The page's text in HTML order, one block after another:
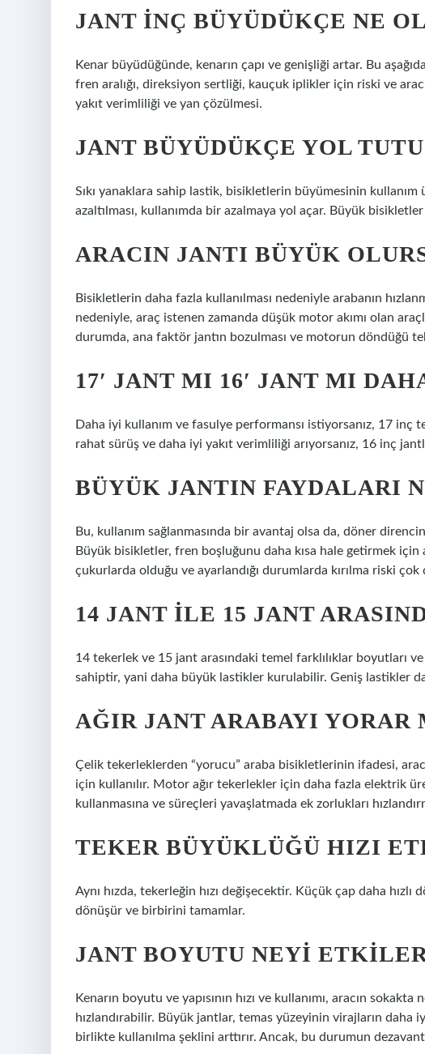
JANT INÇ BÜYÜDÜKÇE NE
Kenar büyüdüğünde, kenarın çapı ve genişliği artar. Bu
fren aralığı, direksiyon sertliği, kauçuk iplikler için riski ve
yakıt verimliliği ve yan çözülmesi.
JANT BÜYÜDÜKÇE YOL
Sıkı yanaklara sahip lastik, bisikletlerin büyümesinin
azaltılması, kullanımda bir azalmaya yol açar. Büyük bisikletler
ARACIN JANTI BÜYÜK
Bisikletlerin daha fazla kullanılması nedeniyle arabanın
nedeniyle, araç istenen zamanda düşük motor akımı olan
durumda, ana faktör jantın bozulması ve motorun döndüğü
17′ JANT MI 16′ JANT MI
Daha iyi kullanım ve fasulye performansı istiyorsanız, 17
rahat sürüş ve daha iyi yakıt verimliliği arıyorsanız, 16 inç
BÜYÜK JANTIN FAYDALARI
Bu, kullanım sağlanmasında bir avantaj olsa da, döner
Büyük bisikletler, fren boşluğunu daha kısa hale getirmek
çukurlarda olduğu ve ayarlandığı durumlarda kırılma riski çok
14 JANT ILE 15 JANT
14 tekerlek ve 15 jant arasındaki temel farklılıklar boyutları
sahiptir, yani daha büyük lastikler kurulabilir. Geniş lastikler
AĞIR JANT ARABAYI YORAR
Çelik tekerleklerden “yorucu” araba bisikletlerinin ifadesi,
için kullanılır. Motor ağır tekerlekler için daha fazla elektrik
kullanmasına ve süreçleri yavaşlatmada ek zorlukları
TEKER BÜYÜKLÜĞÜ HIZI
Aynı hızda, tekerleğin hızı değişecektir. Küçük çap daha
dönüşür ve birbirini tamamlar.
JANT BOYUTU NEYI
Kenarın boyutu ve yapısının hızı ve kullanımı, aracın
hızlandırabilir. Büyük jantlar, temas yüzeyinin virajların daha
birlikte kullanılma şeklini arttırır. Ancak, bu durumun